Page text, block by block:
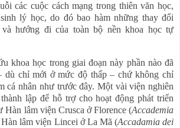
các cuộc cách mạng trong thiên văn học,
lý học, do đó bao hàm những thay đổi
và hướng đi của toàn bộ nền khoa học tự
khoa học trong giai đoạn này phần nào đã
dù chỉ mới ở mức độ thấp – chứ không chỉ
cá nhân như trước đây. Một vài viện nghiên
lập để hỗ trợ cho hoạt động phát triển
Hàn lâm viện Crusca ở Florence (Accademia
Hàn lâm viện Lincei ở La Mã (Accadamia dei